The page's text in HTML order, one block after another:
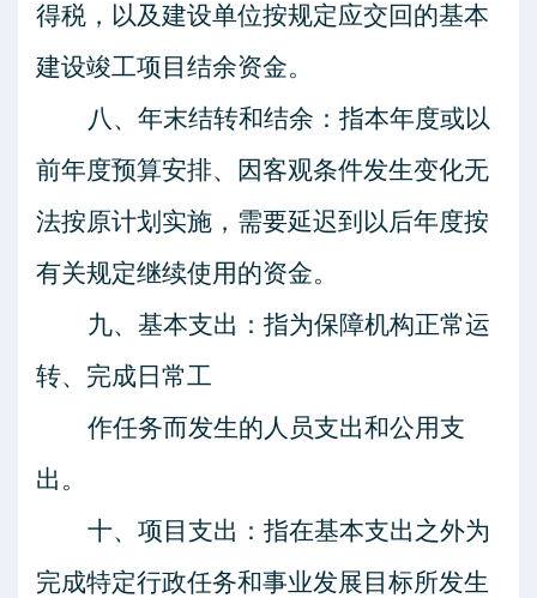
得税，以及建设单位按规定应交回的基本
建设竣工项目结余资金。
八、年末结转和结余：指本年度或以
前年度预算安排、因客观条件发生变化无
法按原计划实施，需要延迟到以后年度按
有关规定继续使用的资金。
九、基本支出：指为保障机构正常运
转、完成日常工
作任务而发生的人员支出和公用支
出。
十、项目支出：指在基本支出之外为
完成特定行政任务和事业发展目标所发生